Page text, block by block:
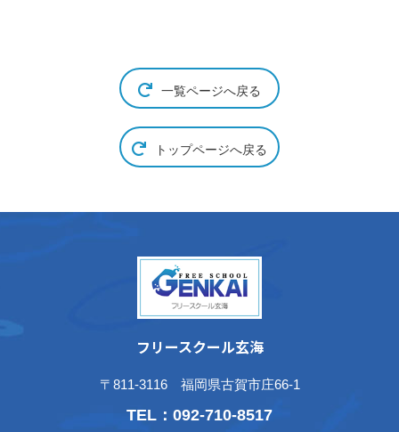
一覧ページへ戻る
トップページへ戻る
フリースクール玄海
〒811-3116 福岡県古賀市庄66-1
TEL： 092-710-8517